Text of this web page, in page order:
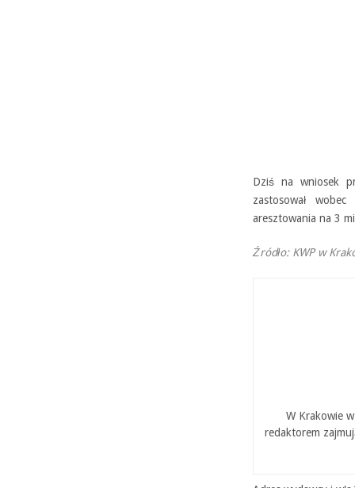
Dziś na wniosek
zastosował
aresztowania na 3
Źródło: KWP w
W Krakowie
redaktorem